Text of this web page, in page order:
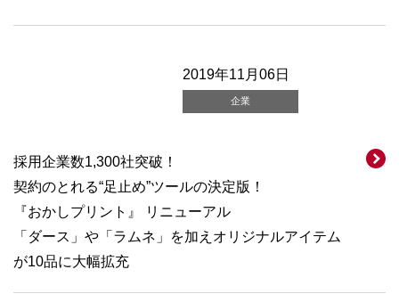
2019年11月06日
企業
採用企業数1,300社突破！
契約のとれる“足止め”ツールの決定版！
『おかしプリント』 リニューアル
「ダース」や「ラムネ」を加えオリジナルアイテム
が10品に大幅拡充